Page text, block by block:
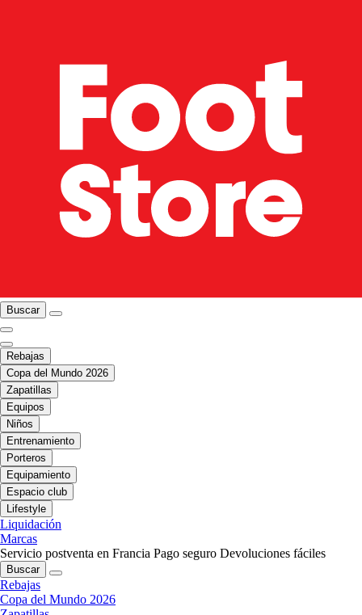
Buscar
Rebajas
Copa del Mundo 2026
Zapatillas
Equipos
Niños
Entrenamiento
Porteros
Equipamiento
Espacio club
Lifestyle
Liquidación
Marcas
Servicio postventa en Francia Pago seguro Devoluciones fáciles
Buscar
Rebajas
Copa del Mundo 2026